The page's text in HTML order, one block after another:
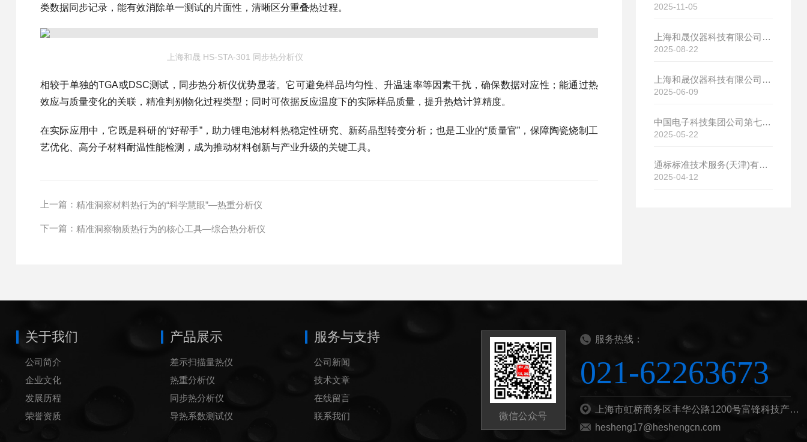
类数据同步记录，能有效消除单一测试的片面性，清晰区分重叠热过程。
上海和晟 HS-STA-301 同步热分析仪
相较于单独的TGA或DSC测试，同步热分析仪优势显著。它可避免样品均匀性、升温速率等因素干扰，确保数据对应性；能通过热
效应与质量变化的关联，精准判别物化过程类型；同时可依据反应温度下的实际样品质量，提升热焓计算精度。
在实际应用中，它既是科研的“好帮手”，助力锂电池材料热稳定性研究、新药晶型转变分析；也是工业的“质量官”，保障陶瓷烧制工
艺优化、高分子材料耐温性能检测，成为推动材料创新与产业升级的关键工具。
上一篇： 精准洞察材料热行为的“科学慧眼”—热重分析仪
下一篇： 精准洞察物质热行为的核心工具—综合热分析仪
2025-11-05
上海和晟仪器科技有限公司新厂开工大吉
2025-08-22
上海和晟仪器科技有限公司新厂开工大吉
2025-06-09
中国电子科技集团公司第七研究所选购我司差示扫描量热仪
2025-05-22
通标标准技术服务(天津)有限公司选购我司HS-DR-5导热系数测试仪
2025-04-12
关于我们
公司简介
企业文化
发展历程
荣誉资质
产品展示
差示扫描量热仪
热重分析仪
同步热分析仪
导热系数测试仪
服务与支持
公司新闻
技术文章
在线留言
联系我们
微信公众号
服务热线：
021-62263673
上海市虹桥商务区丰华公路1200号富锋科技产业园B栋201b
hesheng17@heshengcn.com